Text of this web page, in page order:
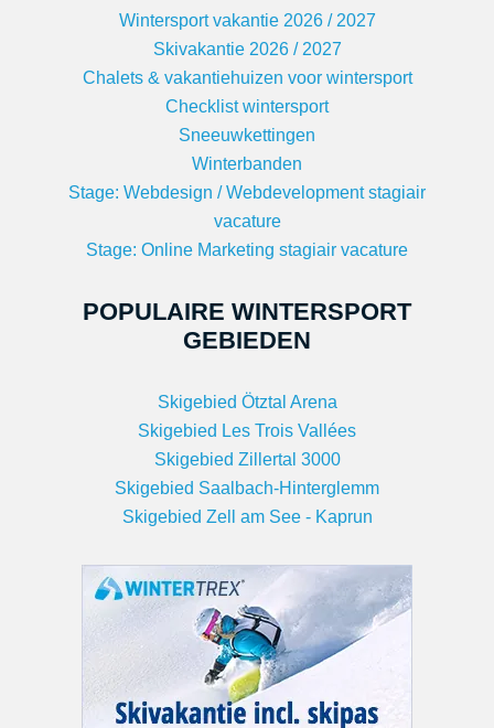
Wintersport vakantie 2026 / 2027
Skivakantie 2026 / 2027
Chalets & vakantiehuizen voor wintersport
Checklist wintersport
Sneeuwkettingen
Winterbanden
Stage: Webdesign / Webdevelopment stagiair
vacature
Stage: Online Marketing stagiair vacature
POPULAIRE WINTERSPORT
GEBIEDEN
Skigebied Ötztal Arena
Skigebied Les Trois Vallées
Skigebied Zillertal 3000
Skigebied Saalbach-Hinterglemm
Skigebied Zell am See - Kaprun